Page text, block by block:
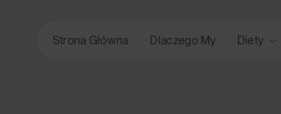
Strona Główna Dlaczego My Diety